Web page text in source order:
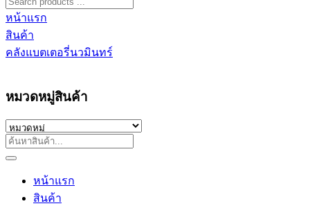
หน้าแรก
สินค้า
คลังแบตเตอรี่นวมินทร์
หมวดหมู่สินค้า
หน้าแรก
สินค้า